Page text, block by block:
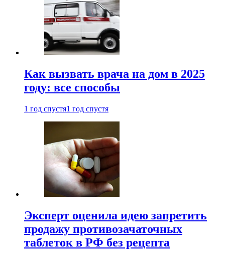
Как вызвать врача на дом в 2025
году: все способы
1 год спустя1 год спустя
Эксперт оценила идею запретить
продажу противозачаточных
таблеток в РФ без рецепта